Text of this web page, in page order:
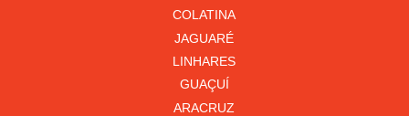
COLATINA
JAGUARÉ
LINHARES
GUAÇUÍ
ARACRUZ